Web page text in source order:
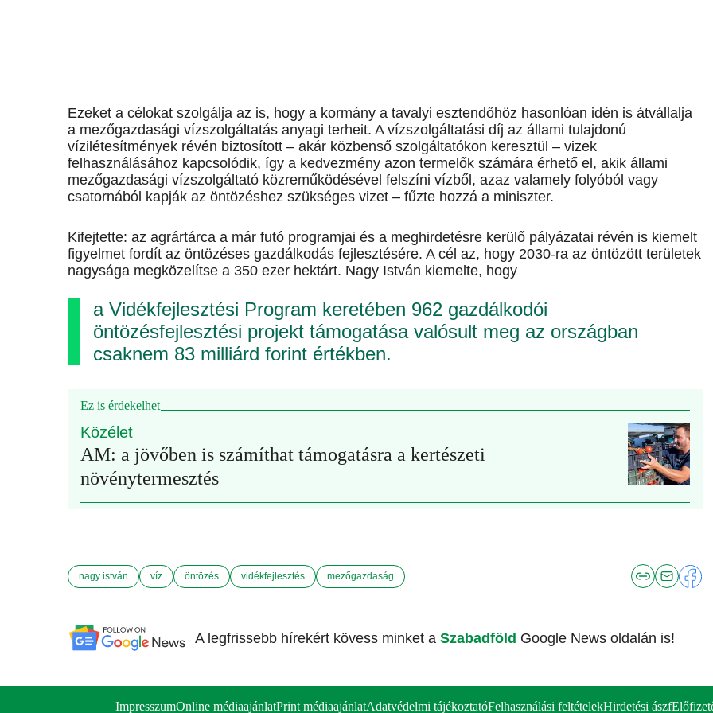
Ezeket a célokat szolgálja az is, hogy a kormány a tavalyi esztendőhöz hasonlóan idén is átvállalja
a mezőgazdasági vízszolgáltatás anyagi terheit. A vízszolgáltatási díj az állami tulajdonú
vízilétesítmények révén biztosított – akár közbenső szolgáltatókon keresztül – vizek
felhasználásához kapcsolódik, így a kedvezmény azon termelők számára érhető el, akik állami
mezőgazdasági vízszolgáltató közreműködésével felszíni vízből, azaz valamely folyóból vagy
csatornából kapják az öntözéshez szükséges vizet – fűzte hozzá a miniszter.
Kifejtette: az agrártárca a már futó programjai és a meghirdetésre kerülő pályázatai révén is kiemelt
figyelmet fordít az öntözéses gazdálkodás fejlesztésére. A cél az, hogy 2030-ra az öntözött területek
nagysága megközelítse a 350 ezer hektárt. Nagy István kiemelte, hogy
a Vidékfejlesztési Program keretében 962 gazdálkodói
öntözésfejlesztési projekt támogatása valósult meg az országban
csaknem 83 milliárd forint értékben.
Ez is érdekelhet
Közélet
AM: a jövőben is számíthat támogatásra a kertészeti
növénytermesztés
nagy istván víz öntözés vidékfejlesztés mezőgazdaság
A legfrissebb hírekért kövess minket a Szabadföld Google News oldalán is!
ImpresszumOnline médiaajánlatPrint médiaajánlatAdatvédelmi tájékoztatóFelhasználási feltételekHirdetési ászf